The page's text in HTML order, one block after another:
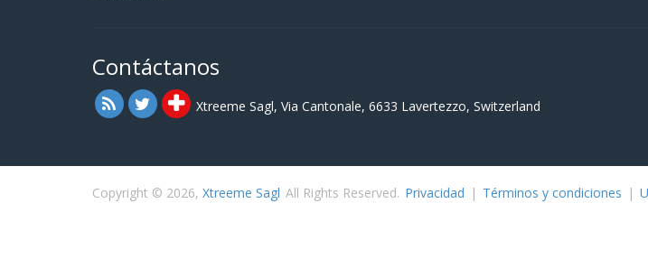
Contáctanos
Xtreeme Sagl, Via Cantonale, 6633 Lavertezzo, Switzerland
Copyright © 2026, Xtreeme Sagl All Rights Reserved. Privacidad | Términos y condiciones |